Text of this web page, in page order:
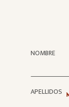
NOMBRE
APELLIDOS